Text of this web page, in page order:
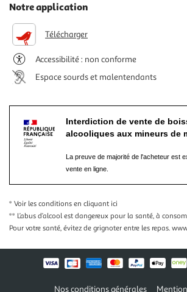
Notre application
Télécharger
Accessibilité : non conforme
Espace sourds et malentendants
Interdiction de vente de
alcooliques aux mineurs de
La preuve de majorité de l'acheteur est
vente en ligne.
* Voir les conditions en cliquant ici
** L’abus d’alcool est dangereux pour la santé, à
Pour votre santé, évitez de grignoter entre les repas.
Nos conditions générales